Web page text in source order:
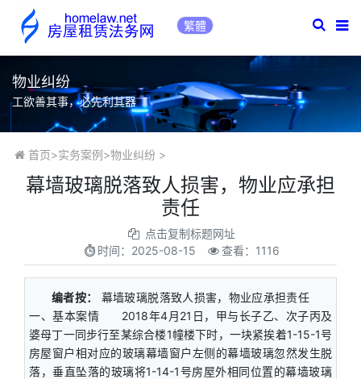
繁體
物业纠纷
工欲善其事，必先利其器
首页>实务案例 >物业纠纷>
​幕墙玻璃脱落致人损害，物业应承担
责任
点击复制标题网址
时间： 2025-08-15 查看：1116
编者按：
幕墙玻璃脱落致人损害，物业应承担责任
一、基本案情 2018年4月21日，甲与长子乙、次子丙及
婆母丁一同步行至某综合楼1幢楼下时，一块紧挨着1-15-1号
房屋窗户相对应的玻璃幕墙窗户左侧的幕墙玻璃忽然发生脱
落，垂直坠落的玻璃将1-14-1号房屋外相同位置的幕墙玻璃